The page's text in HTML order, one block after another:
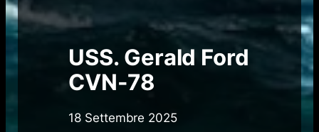
USS. Gerald Ford
CVN-78
18 Settembre 2025